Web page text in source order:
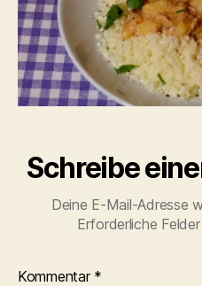
Schreibe
Deine E-Mail-Adresse
Erforderliche
Kommentar *